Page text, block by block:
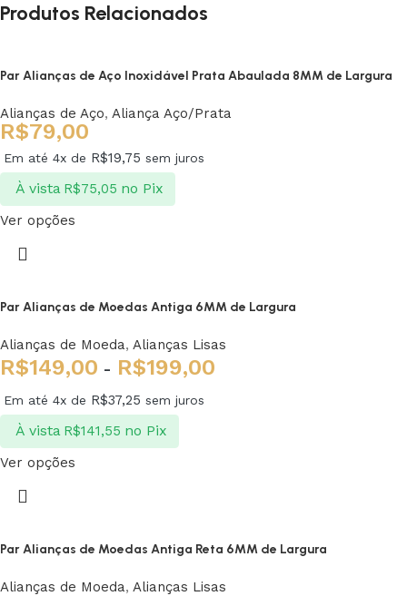
Produtos Relacionados
Par Alianças de Aço Inoxidável Prata Abaulada 8MM de Largura
Alianças de Aço, Aliança Aço/Prata
R$79,00
Em até 4x de R$19,75 sem juros
À vista R$75,05 no Pix
Ver opções
Par Alianças de Moedas Antiga 6MM de Largura
Alianças de Moeda, Alianças Lisas
R$149,00 - R$199,00
Em até 4x de R$37,25 sem juros
À vista R$141,55 no Pix
Ver opções
Par Alianças de Moedas Antiga Reta 6MM de Largura
Alianças de Moeda, Alianças Lisas